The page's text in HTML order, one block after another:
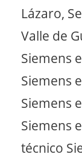
Lázaro,
Valle de
Siemens
Siemens
Siemens
Siemens
técnico